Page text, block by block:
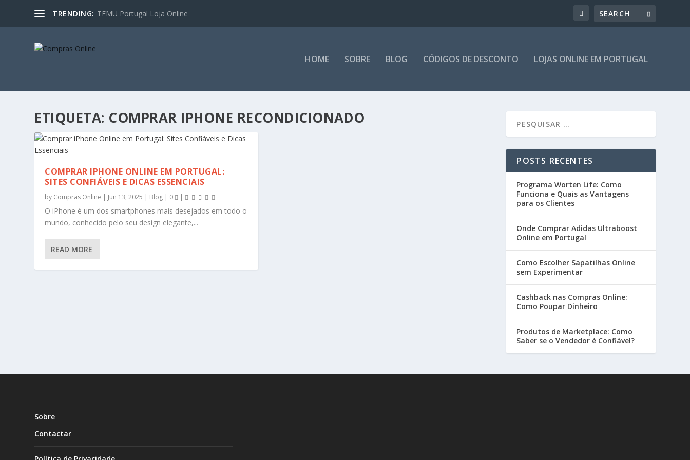
TRENDING: TEMU Portugal Loja Online
HOME SOBRE BLOG CÓDIGOS DE DESCONTO LOJAS ONLINE EM PORTUGAL
ETIQUETA: COMPRAR IPHONE RECONDICIONADO
COMPRAR IPHONE ONLINE EM PORTUGAL:
SITES CONFIÁVEIS E DICAS ESSENCIAIS
by Compras Online | Jun 13, 2025 | Blog | 0 |
O iPhone é um dos smartphones mais desejados em todo o
mundo, conhecido pelo seu design elegante,...
READ MORE
POSTS RECENTES
Programa Worten Life: Como
Funciona e Quais as Vantagens
para os Clientes
Onde Comprar Adidas Ultraboost
Online em Portugal
Como Escolher Sapatilhas Online
sem Experimentar
Cashback nas Compras Online:
Como Poupar Dinheiro
Produtos de Marketplace: Como
Saber se o Vendedor é Confiável?
Sobre
Contactar